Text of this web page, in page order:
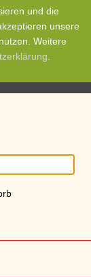
und die
unsere
Weitere